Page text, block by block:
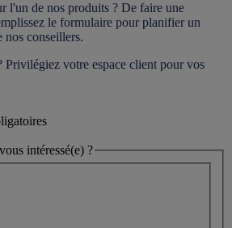
l'un de nos produits ? De faire une
le formulaire pour planifier un
nos conseillers.
Privilégiez votre espace client pour vos
intéressé(e) ?